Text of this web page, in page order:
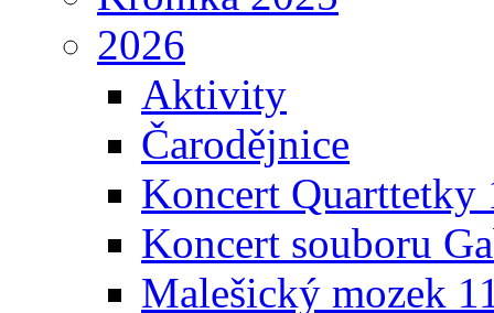
2026
Aktivity
Čarodějnice
Koncert Quarttetky
Koncert souboru
Malešický mozek